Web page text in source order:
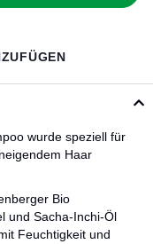
wurde speziell für
Haar
Bio
und Sacha-Inchi-Öl
Feuchtigkeit und